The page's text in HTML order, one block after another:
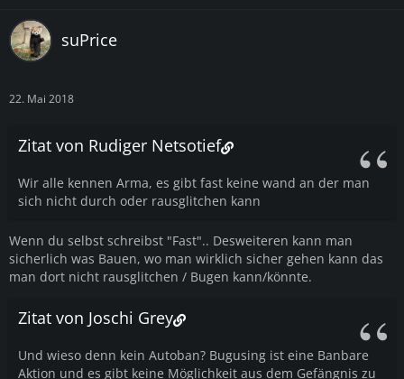
suPrice
22. Mai 2018
Zitat von Rudiger Netsotief
Wir alle kennen Arma, es gibt fast keine wand an der man
sich nicht durch oder rausglitchen kann
Wenn du selbst schreibst "Fast".. Desweiteren kann man
sicherlich was Bauen, wo man wirklich sicher gehen kann das
man dort nicht rausglitchen / Bugen kann/könnte.
Zitat von Joschi Grey
Und wieso denn kein Autoban? Bugusing ist eine Banbare
Aktion und es gibt keine Möglichkeit aus dem Gefängnis zu